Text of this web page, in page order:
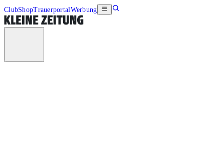
ClubShopTrauerportalWerbung